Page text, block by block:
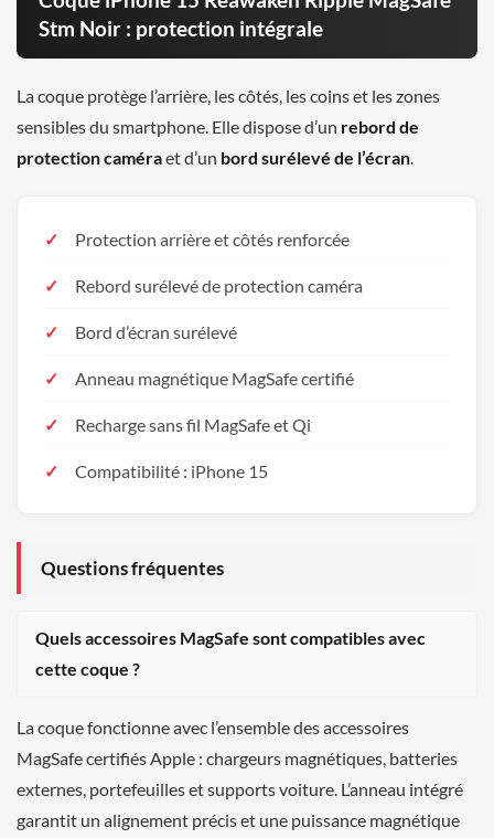
Stm Noir : protection intégrale
La coque protège l’arrière, les côtés, les coins et les zones
sensibles du smartphone. Elle dispose d’un rebord de
protection caméraet d’un bord surélevé de l’écran
Protection arrière et côtés renforcée
Rebord surélevé de protection caméra
Bord d’écran surélevé
Anneau magnétique MagSafe certifié
Recharge sans fil MagSafe et Qi
Compatibilité : iPhone 15
Questions fréquentes
Quels accessoires MagSafe sont compatibles avec
cette coque ?
La coque fonctionne avec l’ensemble des accessoires
MagSafe certifiés Apple : chargeurs magnétiques, batteries
externes, portefeuilles et supports voiture. L’anneau intégré
garantit un alignement précis et une puissance magnétique